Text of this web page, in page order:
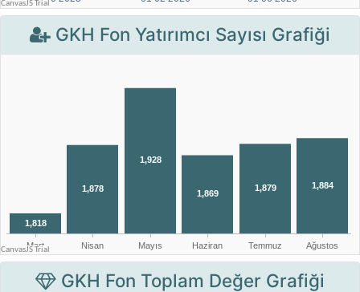
GKH Fon Yatırımcı Sayısı Grafiği
GKH Fon Toplam Değer Grafiği